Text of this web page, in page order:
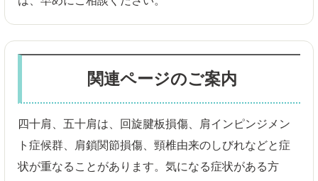
関連ページのご案内
四十肩、五十肩は、回旋腱板損傷、肩インピンジメン
ト症候群、肩鎖関節損傷、頸椎由来のしびれなどと症
状が重なることがあります。気になる症状がある方